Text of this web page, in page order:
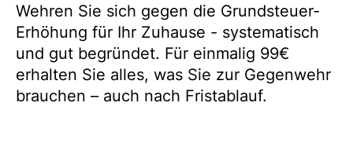
Wehren Sie sich gegen die Grundsteuer-
Erhöhung für Ihr Zuhause - systematisch
und gut begründet. Für einmalig 99€
erhalten Sie alles, was Sie zur Gegenwehr
brauchen – auch nach Fristablauf.